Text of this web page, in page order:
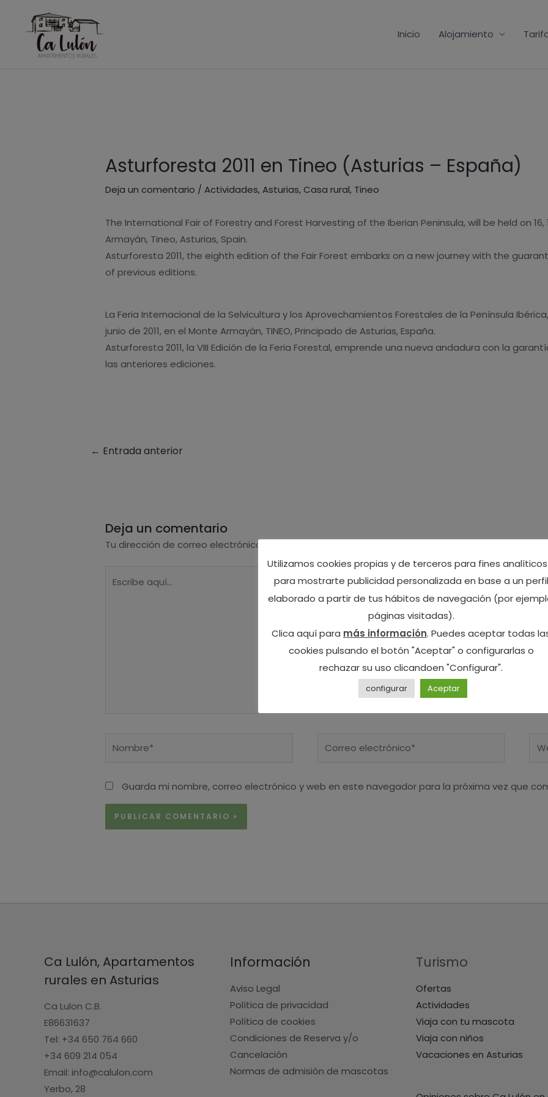
contenido
Inicio Alojamiento
Asturforesta 2011 en Tineo (Asturias – España)
Deja un comentario /Actividades,Asturias, Casa rural, Tineo
The International Fair of Forestry and Forest Harvesting of the Iberian Peninsula, will be held on 16,
Armayán, Tineo, Asturias, Spain.
Asturforesta 2011, the eighth edition of the Fair Forest embarks on a new journey with the
of previous editions.
La Feria Internacional de la Selvicultura y los Aprovechamientos Forestales de la Península
junio de 2011, en el Monte Armayán, TINEO, Principado de Asturias, España.
Asturforesta 2011, la VIII Edición de la Feria Forestal, emprende una nueva andadura con la
las anteriores ediciones.
← Entrada anterior
Deja un comentario
Tu dirección de correo electrónico no será publicada. Los campos obligatorios están marcados
Guarda mi nombre, correo electrónico y web en este navegador para la próxima vez que
Ca Lulón, Apartamentos
rurales en Asturias
Ca Lulon C.B.
E86631637
Tel: +34 650 764 660
+34 609 214 054
Email: info@calulon.com
Yerbo, 28
Información
Aviso Legal
Política de privacidad
Política de cookies
Condiciones de Reserva y/o
Cancelación
Normas de admisión de mascotas
Turismo
Ofertas
Actividades
Viaja con tu mascota
Viaja con niños
Vacaciones en Asturias
Utilizamos cookies propias y de terceros para fines
para mostrarte publicidad personalizada en base a un perfil
elaborado a partir de tus hábitos de navegación (por
páginas visitadas).
Clica aquí para más información. Puedes aceptar todas
cookies pulsando el botón "Aceptar" o configurarlas o
rechazar su uso clicandoen "Configurar".
configurar Aceptar